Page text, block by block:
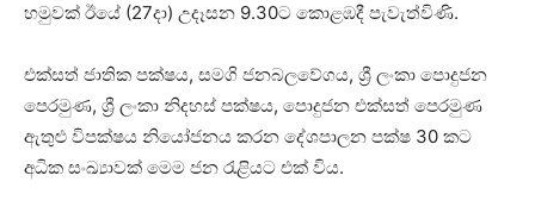
හමුවක් ඊයේ (27දා) උදෑසන 9.30ට කොළඹදී පැවැත්විණි.
එක්සත් ජාතික පක්ෂය, සමගි ජනබලවේගය, ශ්‍රී ලංකා පොදුජන
පෙරමුණ, ශ්‍රී ලංකා නිදහස් පක්ෂය, පොදුජන එක්සත් පෙරමුණ
ඇතුළු විපක්ෂය නියෝජනය කරන දේශපාලන පක්ෂ 30 කට
අධික සංඛ්‍යාවක් මෙම ජන රැළියට එක් විය.